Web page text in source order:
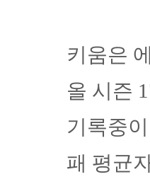
키움은
올 시즌
기록중
패 평균